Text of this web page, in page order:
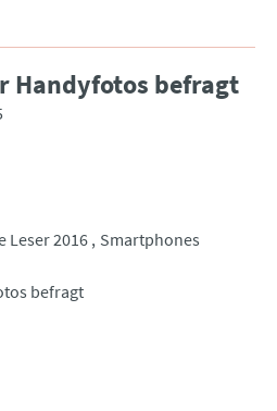
Handyfotos befragt
Leser 2016 Smartphones
befragt